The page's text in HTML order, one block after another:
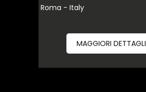
Roma - Italy
MAGGIORI DETTAGLI